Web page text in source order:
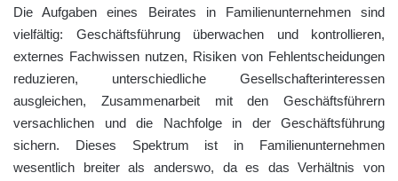
Die Aufgaben eines Beirates in Familienunternehmen sind
vielfältig: Geschäftsführung überwachen und kontrollieren,
externes Fachwissen nutzen, Risiken von Fehlentscheidungen
reduzieren, unterschiedliche Gesellschafterinteressen
ausgleichen, Zusammenarbeit mit den Geschäftsführern
versachlichen und die Nachfolge in der Geschäftsführung
sichern. Dieses Spektrum ist in Familienunternehmen
wesentlich breiter als anderswo, da es das Verhältnis von